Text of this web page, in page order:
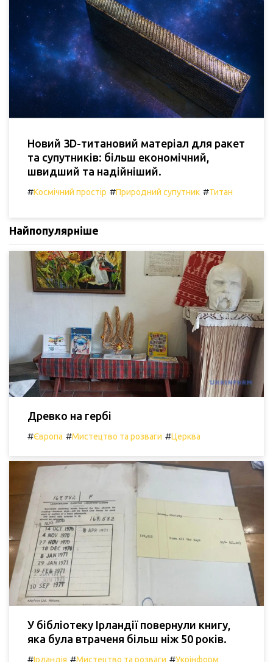
Новий 3D-титановий матеріал для ракет
та супутників: більш економічний,
швидший та надійніший.
#Космічний простір #Природний супутник #Титан
Найпопулярніше
Древко на гербі
#Європа #Мистецтво та розваги #Церква
У бібліотеку Ірландії повернули книгу,
яка була втраченя більш ніж 50 років.
#Ірландія #Мистецтво та розваги #Укрінформ